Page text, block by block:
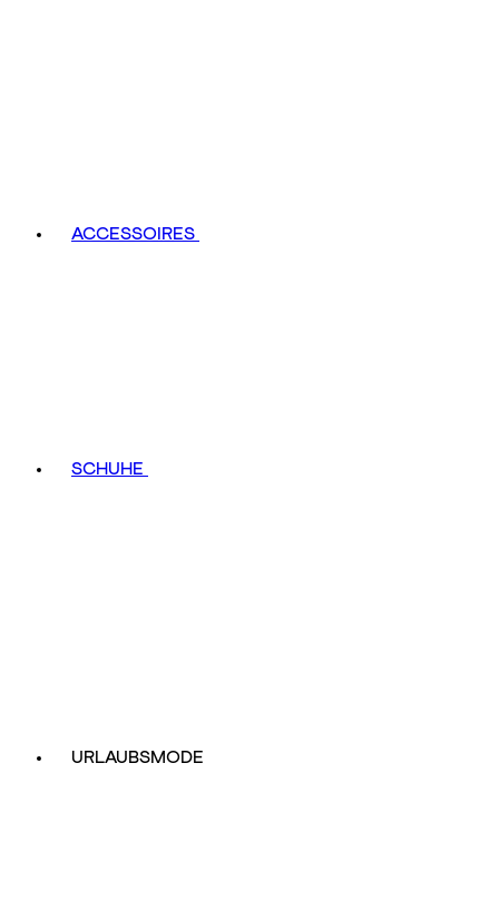
ACCESSOIRES
SCHUHE
URLAUBSMODE